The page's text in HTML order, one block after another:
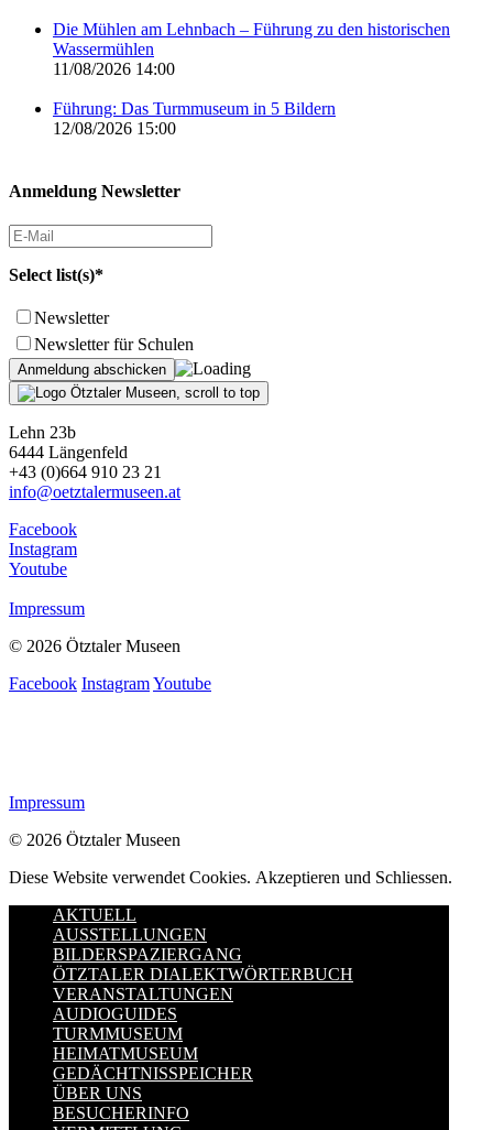
Die Mühlen am Lehnbach – Führung zu den historischen
Wassermühlen
11/08/2026 14:00
Führung: Das Turmmuseum in 5 Bildern
12/08/2026 15:00
Anmeldung Newsletter
Select list(s)*
Newsletter
Newsletter für Schulen
Lehn 23b
6444 Längenfeld
+43 (0)664 910 23 21
info@oetztalermuseen.at
Facebook
Instagram
Youtube
Impressum
© 2026 Ötztaler Museen
Facebook InstagramYoutube
Impressum
© 2026 Ötztaler Museen
Diese Website verwendet Cookies. Akzeptieren und Schliessen.
AKTUELL
AUSSTELLUNGEN
BILDERSPAZIERGANG
ÖTZTALER DIALEKTWÖRTERBUCH
VERANSTALTUNGEN
AUDIOGUIDES
TURMMUSEUM
HEIMATMUSEUM
GEDÄCHTNISSPEICHER
ÜBER UNS
BESUCHERINFO